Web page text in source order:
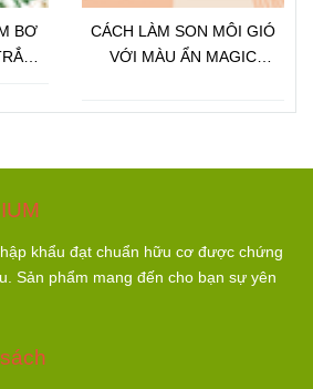
BƠ
CÁCH LÀM SON MÔI GIÓ
VỚI MÀU ẨN MAGIC
khẩu đạt chuẩn hữu cơ được chứng
Sản phẩm mang đến cho bạn sự yên